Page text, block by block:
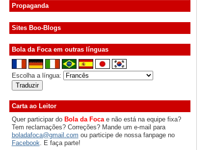
Propaganda
Sites Boo-Blogs
Bola da Foca em outras línguas
Escolha a língua:
Carta ao Leitor
Quer participar do Bola da Focae não está na equipe fixa?
Tem reclamações? Correções? Mande um e-mail para
boladafoca@gmail.com ou participe de nossa fanpage no
Facebook . E faça parte!